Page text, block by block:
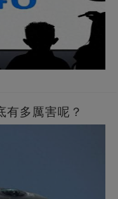
有多厲害呢？